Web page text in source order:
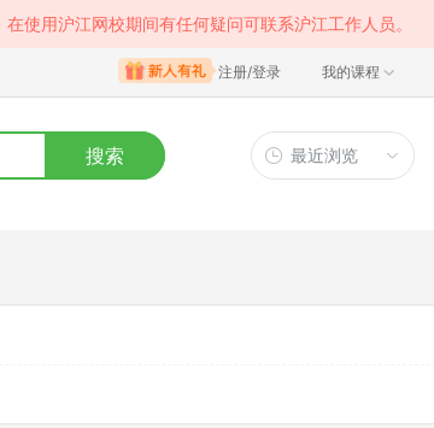
使用沪江网校期间有任何疑问可联系沪江工作人员。
注册/登录 我的课程
搜索 最近浏览